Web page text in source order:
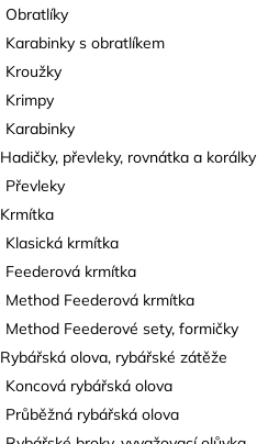
Obratlíky
Karabinky s obratlíkem
Kroužky
Krimpy
Karabinky
Hadičky, převleky, rovnátka a korálky
Převleky
Krmítka
Klasická krmítka
Feederová krmítka
Method Feederová krmítka
Method Feederové sety, formičky
Rybářská olova, rybářské zátěže
Koncová rybářská olova
Průběžná rybářská olova